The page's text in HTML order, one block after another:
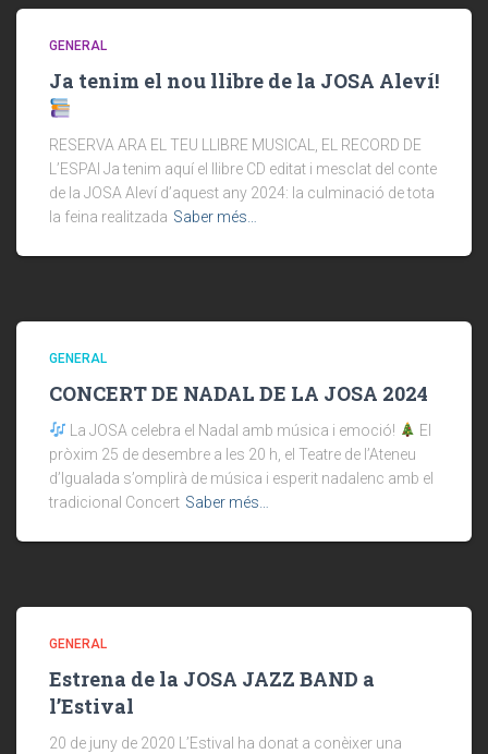
GENERAL
Ja tenim el nou llibre de la JOSA Aleví!
RESERVA ARA EL TEU LLIBRE MUSICAL, EL RECORD DE
L’ESPAI Ja tenim aquí el llibre CD editat i mesclat del conte
de la JOSA Aleví d’aquest any 2024: la culminació de tota
la feina realitzada Saber més…
GENERAL
CONCERT DE NADAL DE LA JOSA 2024
La JOSA celebra el Nadal amb música i emoció!
El
pròxim 25 de desembre a les 20 h, el Teatre de l’Ateneu
d’Igualada s’omplirà de música i esperit nadalenc amb el
tradicional Concert Saber més…
GENERAL
Estrena de la JOSA JAZZ BAND a
l’Estival
20 de juny de 2020 L’Estival ha donat a conèixer una